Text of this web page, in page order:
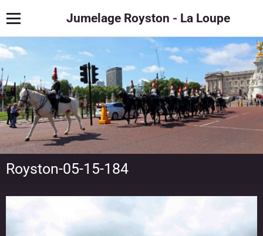
Jumelage Royston - La Loupe
Royston-05-15-184